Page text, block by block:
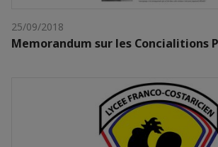
25/09/2018
Memorandum sur les Concialitions